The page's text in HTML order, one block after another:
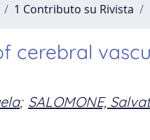
1 Contributo su Rivista
cerebral
; SALOMONE,